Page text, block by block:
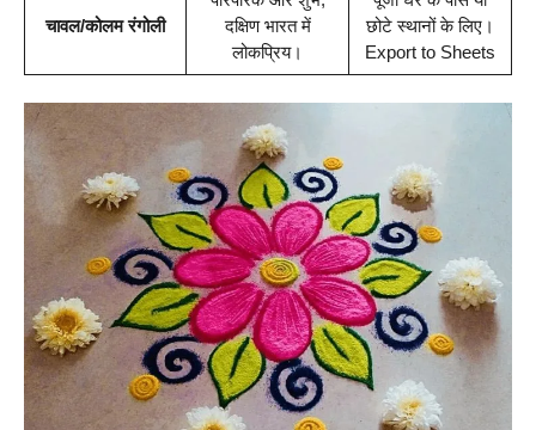
चावल/कोलम रंगोली
दक्षिण भारत में
लोकप्रिय।
छोटे स्थानों के लिए।
Export to Sheets